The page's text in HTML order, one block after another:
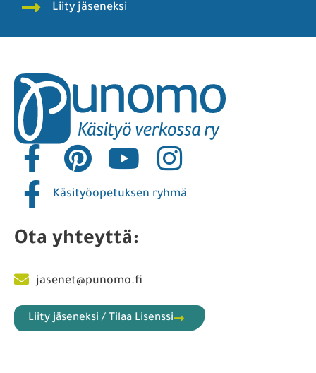
Liity jäseneksi
Käsityöopetuksen ryhmä
Ota yhteyttä:
jasenet@punomo.fi
Liity jäseneksi / Tilaa Lisenssi